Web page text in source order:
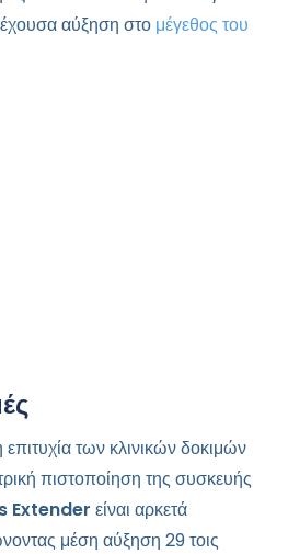
αύξηση στο μέγεθος του
των κλινικών δοκιμών
πιστοποίηση της συσκευής
Extender είναι αρκετά
μέση αύξηση 29 τοις